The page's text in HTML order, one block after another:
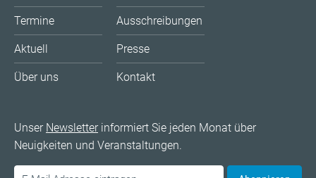
Termine
Aktuell
Über uns
Ausschreibungen
Presse
Kontakt
Unser Newsletterinformiert Sie jeden Monat über
Neuigkeiten und Veranstaltungen.